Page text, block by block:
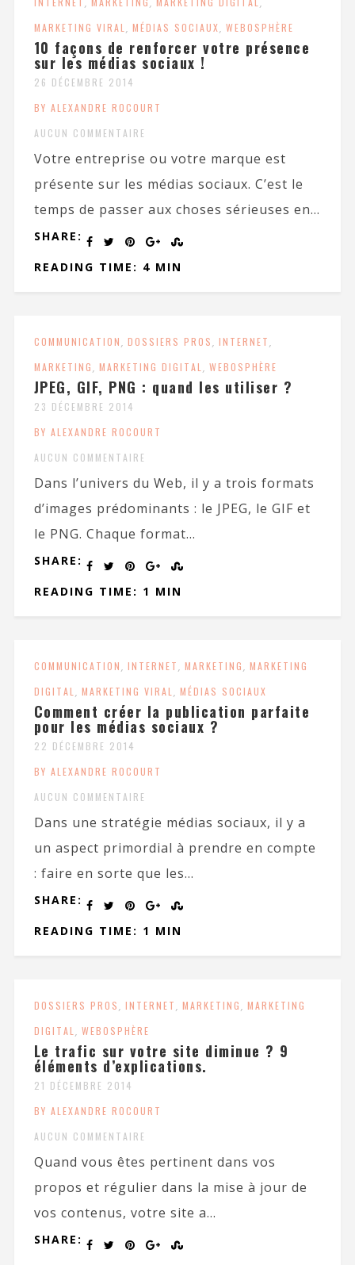
MARKETING VIRAL MÉDIAS SOCIAUX WEBOSPHÈRE
10 façons de renforcer votre présence
sur les médias sociaux !
26 DÉCEMBRE 2014
BY ALEXANDRE ROCOURT
AUCUN COMMENTAIRE
Votre entreprise ou votre marque est
présente sur les médias sociaux. C’est le
temps de passer aux choses sérieuses en...
SHARE:
READING TIME: 4 MIN
COMMUNICATION DOSSIERS PROS INTERNET
MARKETING MARKETING DIGITAL WEBOSPHÈRE
JPEG, GIF, PNG : quand les utiliser ?
23 DÉCEMBRE 2014
BY ALEXANDRE ROCOURT
AUCUN COMMENTAIRE
Dans l’univers du Web, il y a trois formats
d’images prédominants : le JPEG, le GIF et
le PNG. Chaque format...
SHARE:
READING TIME: 1 MIN
COMMUNICATION INTERNET MARKETING
MARKETING
DIGITAL
MARKETING VIRAL MÉDIAS SOCIAUX
Comment créer la publication parfaite
pour les médias sociaux ?
22 DÉCEMBRE 2014
BY ALEXANDRE ROCOURT
AUCUN COMMENTAIRE
Dans une stratégie médias sociaux, il y a
un aspect primordial à prendre en compte
: faire en sorte que les...
SHARE:
READING TIME: 1 MIN
DOSSIERS PROS INTERNET MARKETING
MARKETING
DIGITAL
WEBOSPHÈRE
Le trafic sur votre site diminue ? 9
éléments d’explications.
21 DÉCEMBRE 2014
BY ALEXANDRE ROCOURT
AUCUN COMMENTAIRE
Quand vous êtes pertinent dans vos
propos et régulier dans la mise à jour de
vos contenus, votre site a...
SHARE: